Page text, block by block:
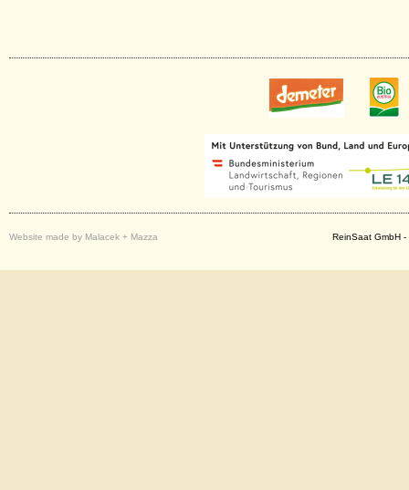
Website made by Malacek + Mazza ReinSaat GmbH